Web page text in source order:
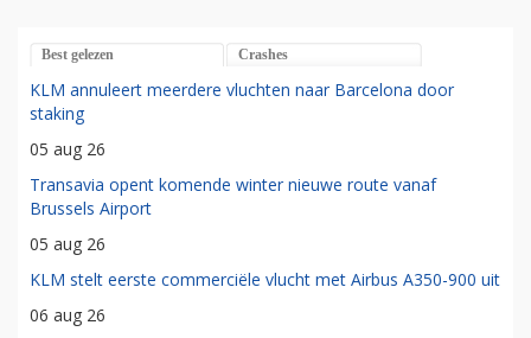
Best gelezen Crashes
KLM annuleert meerdere vluchten naar Barcelona door
staking
05 aug 26
Transavia opent komende winter nieuwe route vanaf
Brussels Airport
05 aug 26
KLM stelt eerste commerciële vlucht met Airbus A350-900 uit
06 aug 26